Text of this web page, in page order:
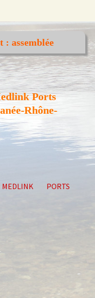
: assemblée
Ports
Rhône-
MEDLINK PORTS